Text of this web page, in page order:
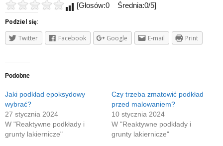
[Głosów:0 Średnia:0/5]
Podziel się:
Twitter Facebook Google E-mail Print
Podobne
Jaki podkład epoksydowy
wybrać?
27 stycznia 2024
W "Reaktywne podkłady i
grunty lakiernicze"
Czy trzeba zmatowić podkład
przed malowaniem?
10 stycznia 2024
W "Reaktywne podkłady i
grunty lakiernicze"